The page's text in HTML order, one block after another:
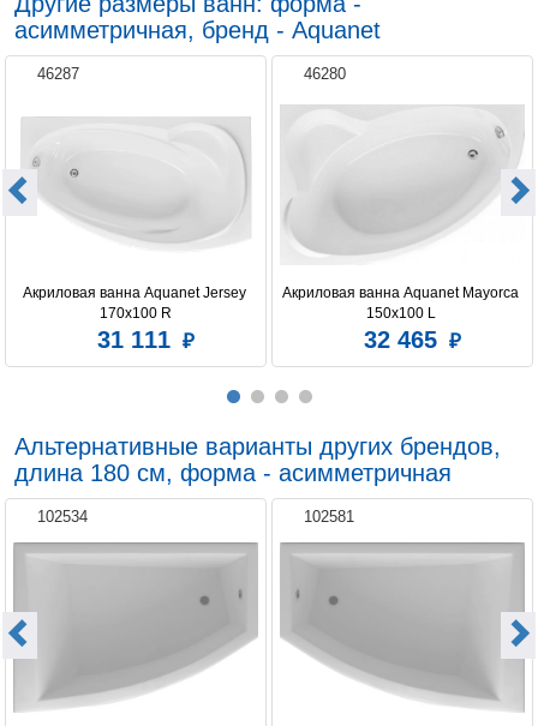
Коллекция
асимметричная, бренд - Aquanet
46287
Акриловая ванна Aquanet Jersey
170x100 R
31 111
46280
Акриловая ванна Aquanet Mayorca
150x100 L
32 465
Альтернативные варианты других брендов,
длина 180 см, форма - асимметричная
102534 102581